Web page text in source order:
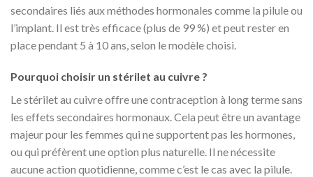
secondaires liés aux méthodes hormonales comme la pilule ou
l’implant. Il est très efficace (plus de 99 %) et peut rester en
place pendant 5 à 10 ans, selon le modèle choisi.
Pourquoi choisir un stérilet au cuivre ?
Le stérilet au cuivre offre une contraception à long terme sans
les effets secondaires hormonaux. Cela peut être un avantage
majeur pour les femmes qui ne supportent pas les hormones,
ou qui préfèrent une option plus naturelle. Il ne nécessite
aucune action quotidienne, comme c’est le cas avec la pilule.